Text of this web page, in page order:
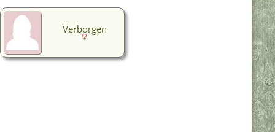
Verborgen